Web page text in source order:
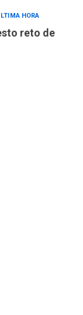
HORA
reto de